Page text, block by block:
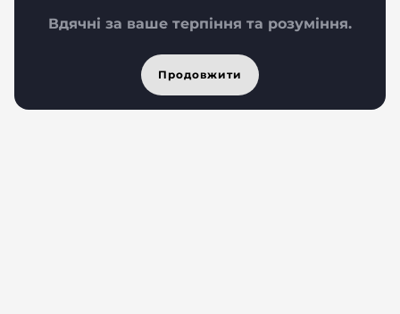
Вдячні за ваше терпіння та розуміння.
Продовжити